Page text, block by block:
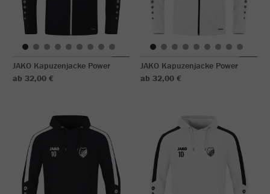
JAKO Kapuzenjacke Power
ab 32,00 €
JAKO Kapuzenjacke Power
ab 32,00 €